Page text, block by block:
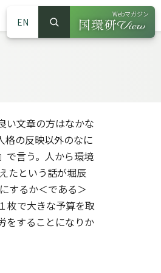
EN
サイト内検索
検索
Webマガジン
（別ウインドウ
い文章の方はなかな
格の反映以外のなに
で言う。人から環境
たという話が堀辰
するか＜である＞
枚で大きな予算を取
をすることになりか